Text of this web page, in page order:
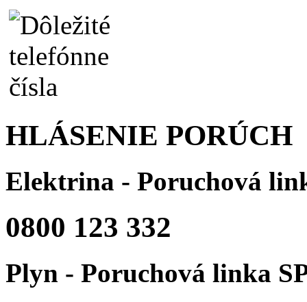
HLÁSENIE PORÚCH
Elektrina - Poruchová
0800 123 332
Plyn - Poruchová linka